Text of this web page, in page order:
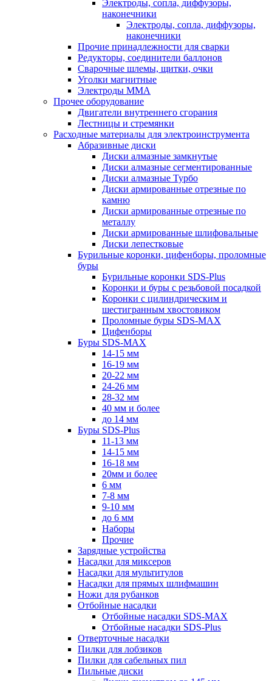
Электроды, сопла, диффузоры,
наконечники
Электроды, сопла, диффузоры,
наконечники
Прочие принадлежности для сварки
Редукторы, соединители баллонов
Сварочные шлемы, щитки, очки
Уголки магнитные
Электроды MMA
Прочее оборудование
Двигатели внутреннего сгорания
Лестницы и стремянки
Расходные материалы для электроинструмента
Абразивные диски
Диски алмазные замкнутые
Диски алмазные сегментированные
Диски алмазные Турбо
Диски армированные отрезные по
камню
Диски армированные отрезные по
металлу
Диски армированные шлифовальные
Диски лепестковые
Бурильные коронки, цифенборы, проломные
буры
Бурильные коронки SDS-Plus
Коронки и буры с резьбовой посадкой
Коронки с цилиндрическим и
шестигранным хвостовиком
Проломные буры SDS-MAX
Цифенборы
Буры SDS-MAX
14-15 мм
16-19 мм
20-22 мм
24-26 мм
28-32 мм
40 мм и более
до 14 мм
Буры SDS-Plus
11-13 мм
14-15 мм
16-18 мм
20мм и более
6 мм
7-8 мм
9-10 мм
до 6 мм
Наборы
Прочие
Зарядные устройства
Насадки для миксеров
Насадки для мультитулов
Насадки для прямых шлифмашин
Ножи для рубанков
Отбойные насадки
Отбойные насадки SDS-MAX
Отбойные насадки SDS-Plus
Отверточные насадки
Пилки для лобзиков
Пилки для сабельных пил
Пильные диски